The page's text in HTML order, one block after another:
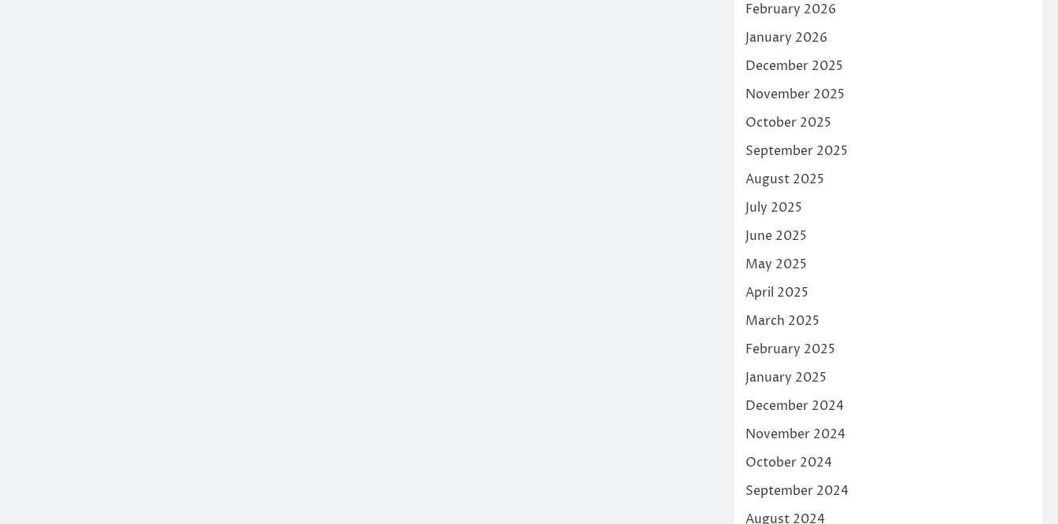
February 2026
January 2026
December 2025
November 2025
October 2025
September 2025
August 2025
July 2025
June 2025
May 2025
April 2025
March 2025
February 2025
January 2025
December 2024
November 2024
October 2024
September 2024
August 2024